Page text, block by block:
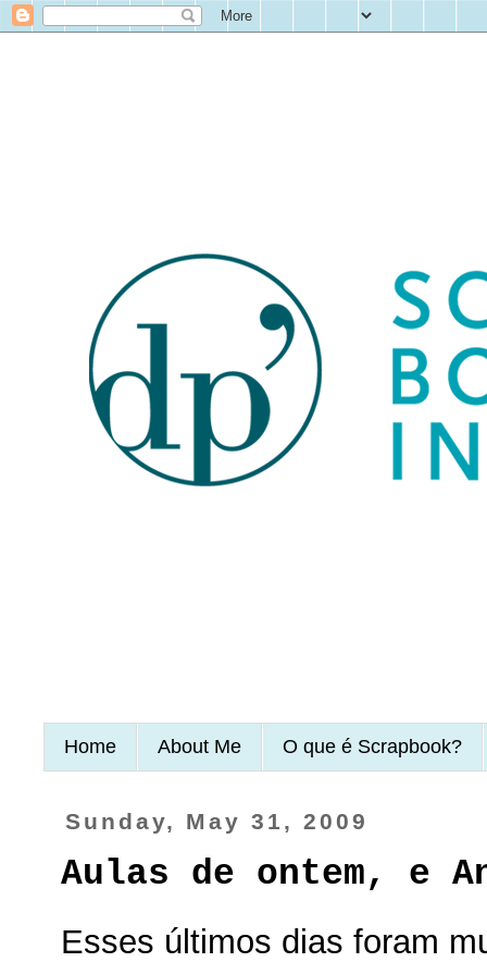
Home About Me O que é Scrapbook?
Sunday, May 31, 2009
Aulas de ontem, e
Esses últimos dias foram